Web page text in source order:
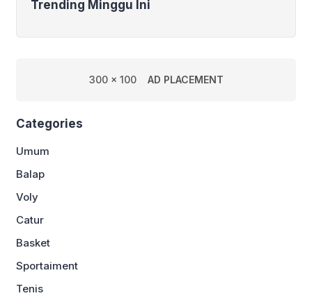
Trending Minggu Ini
300 x 100 AD PLACEMENT
Categories
Umum
Balap
Voly
Catur
Basket
Sportaiment
Tenis